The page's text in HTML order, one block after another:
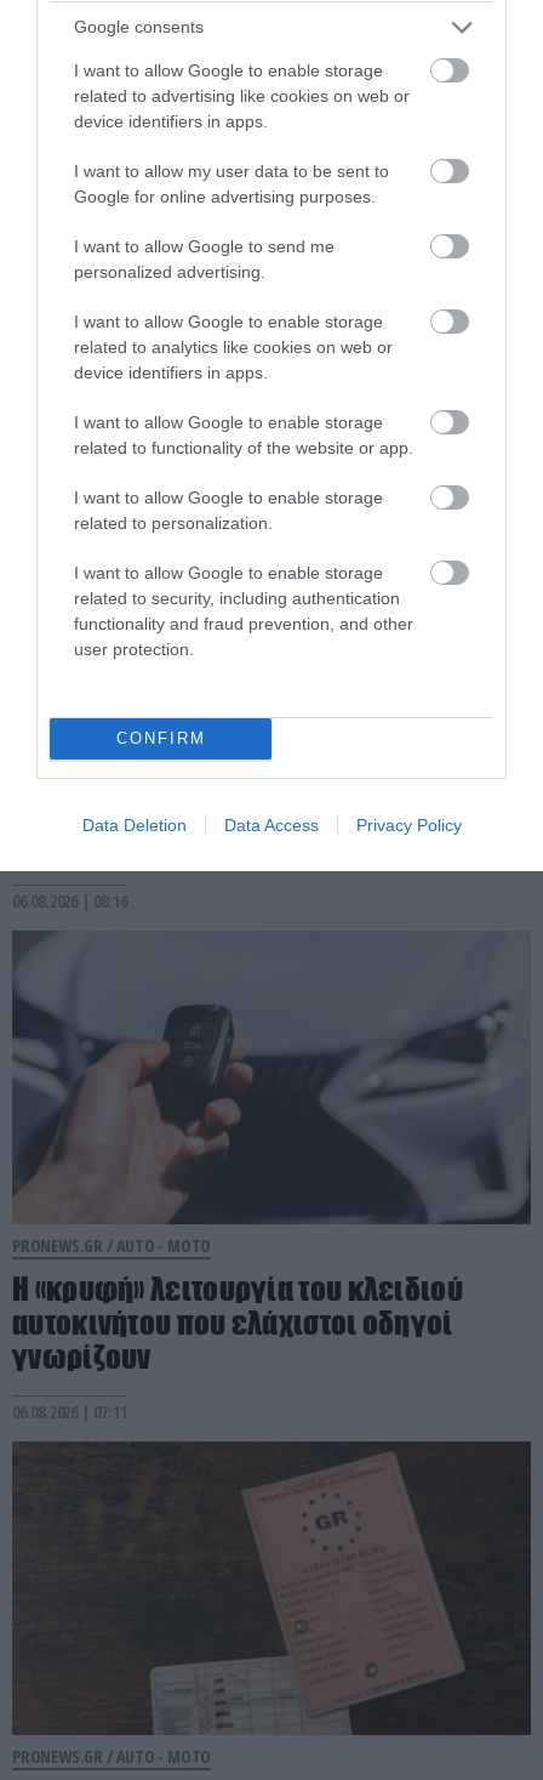
Google consents
I want to allow Google to enable storage
related to advertising like cookies on web or
device identifiers in apps.
I want to allow my user data to be sent to
Google for online advertising purposes.
I want to allow Google to send me
personalized advertising.
I want to allow Google to enable storage
related to analytics like cookies on web or
device identifiers in apps.
I want to allow Google to enable storage
related to functionality of the website or app.
I want to allow Google to enable storage
related to personalization.
I want to allow Google to enable storage
related to security, including authentication
functionality and fraud prevention, and other
user protection.
CONFIRM
Data Deletion Data Access Privacy Policy
Η ευρωπαϊκή χώρα που κάνει την
ανατροπή: Οι γονείς θα μαθαίνουν τα
παιδιά τους να οδηγούν
PRONEWS.GR /AUTO - MOTO
Αλλάζουν τα δεδομένα στους δρόμους:
Στο στόχαστρο οι εφαρμογές που
προειδοποιούν για κάμερες ταχύτητας
06.08.2026 | 08:16
PRONEWS.GR /AUTO - MOTO
Η «κρυφή» λειτουργία του κλειδιού
αυτοκινήτου που ελάχιστοι οδηγοί
γνωρίζουν
06.08.2026 | 07:11
PRONEWS.GR / AUTO - MOTO